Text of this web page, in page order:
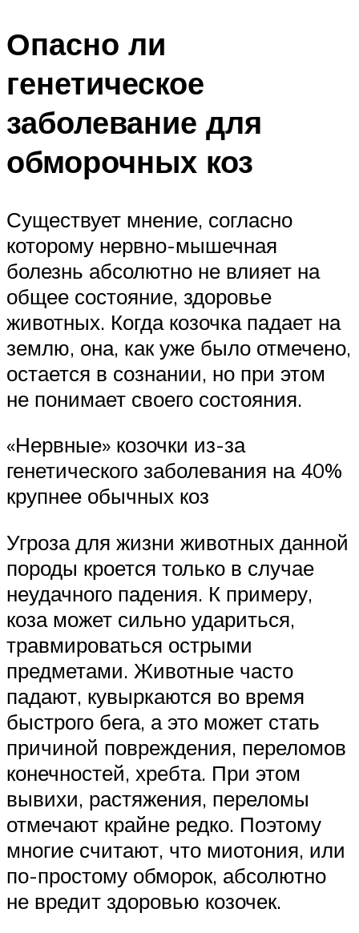
Опасно ли
генетическое
заболевание для
обморочных коз
Существует мнение, согласно
которому нервно-мышечная
болезнь абсолютно не влияет на
общее состояние, здоровье
животных. Когда козочка падает на
землю, она, как уже было отмечено,
остается в сознании, но при этом
не понимает своего состояния.
«Нервные» козочки из-за
генетического заболевания на 40%
крупнее обычных коз
Угроза для жизни животных данной
породы кроется только в случае
неудачного падения. К примеру,
коза может сильно удариться,
травмироваться острыми
предметами. Животные часто
падают, кувыркаются во время
быстрого бега, а это может стать
причиной повреждения, переломов
конечностей, хребта. При этом
вывихи, растяжения, переломы
отмечают крайне редко. Поэтому
многие считают, что миотония, или
по-простому обморок, абсолютно
не вредит здоровью козочек.